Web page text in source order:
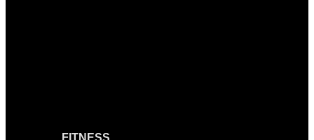
FITNESS